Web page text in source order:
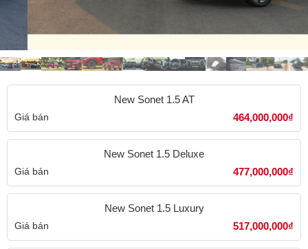
New Sonet 1.5 AT
Giá bán 464,000,000₫
New Sonet 1.5 Deluxe
Giá bán 477,000,000₫
New Sonet 1.5 Luxury
Giá bán 517,000,000₫